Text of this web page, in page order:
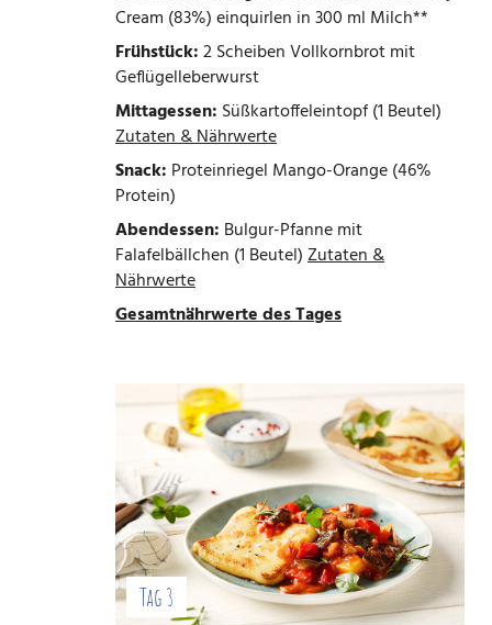
Cream (83%) einquirlen in 300 ml Milch**
Frühstück:2 Scheiben Vollkornbrot mit
Geflügelleberwurst
Mittagessen: Süßkartoffeleintopf (1 Beutel)
Zutaten & Nährwerte
Snack: Proteinriegel Mango-Orange (46%
Protein)
Abendessen: Bulgur-Pfanne mit
Falafelbällchen (1 Beutel)Zutaten &
Nährwerte
Gesamtnährwerte des Tages
Tag 3